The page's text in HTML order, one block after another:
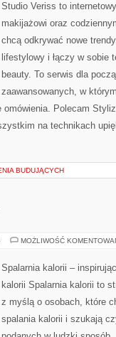
Studio Veriss to
makijażowi oraz
chcą odkrywać nowe
lifestylowy i łączy w sobie
beauty. To serwis dla
zaawansowanych, w
Polecam
na technikach
BUDUJĄCYCH
MOŻLIWOŚĆ
Spalarnia kalorii –
kalorii Spalarnia kalorii to
z myślą o osobach, które
spalania kalorii i szukają